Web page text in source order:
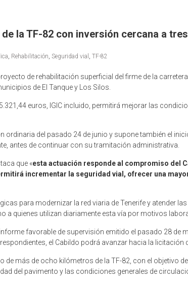
la TF-82 con inversión cercana a
, Rehabilitación, Seguridad vial , TF-82
de rehabilitación superficial del firme de la
de El Tanque y Los Silos.
euros, IGIC incluido, permitirá mejorar las
del pasado 24 de junio y supone también el
antes de continuar con su tramitación administrativa.
que «esta actuación responde al compromiso del
incrementar la seguridad vial, ofrecer una
para modernizar la red viaria de Tenerife y atender
a quienes utilizan diariamente esta vía por motivos
favorable de supervisión emitido el pasado 28 de
el Cabildo podrá avanzar hacia la licitación
de más de ocho kilómetros de la TF-82, con el objetivo
del pavimento y las condiciones generales de